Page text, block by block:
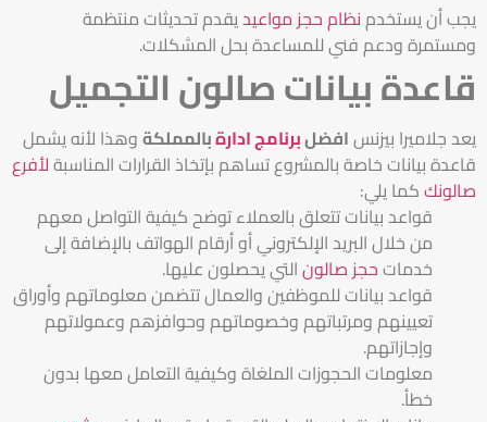
يجب أن يستخدمنظام حجز مواعيديقدم تحديثات منتظمة
ومستمرة ودعم فني للمساعدة بحل المشكلات.
قاعدة بيانات صالون التجميل
يعد جلاميرا بيزنسافضلبرنامج ادارةبالمملكةوهذا لأنه يشمل
قاعدة بيانات خاصة بالمشروع تساهم بإتخاذ القرارات المناسبةلأفرع
صالونككما يلي:
قواعد بيانات تتعلق بالعملاء توضح كيفية التواصل معهم
من خلال البريد الإلكتروني أو أرقام الهواتف بالإضافة إلى
خدماتحجز صالونالتي يحصلون عليها.
قواعد بيانات للموظفين والعمال تتضمن معلوماتهم وأوراق
تعيينهم ومرتباتهم وخصوماتهم وحوافزهم وعمولاتهم
وإجازاتهم.
معلومات الحجوزات الملغاة وكيفية التعامل معها بدون
خطأ.